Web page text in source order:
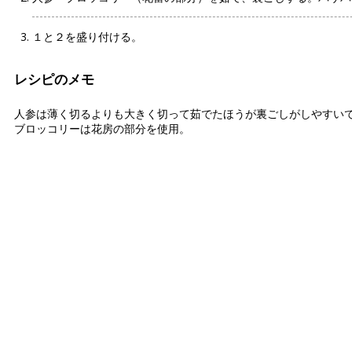
１と２を盛り付ける。
レシピのメモ
人参は薄く切るよりも大きく切って茹でたほうが裏ごしがしやすい
ブロッコリーは花房の部分を使用。